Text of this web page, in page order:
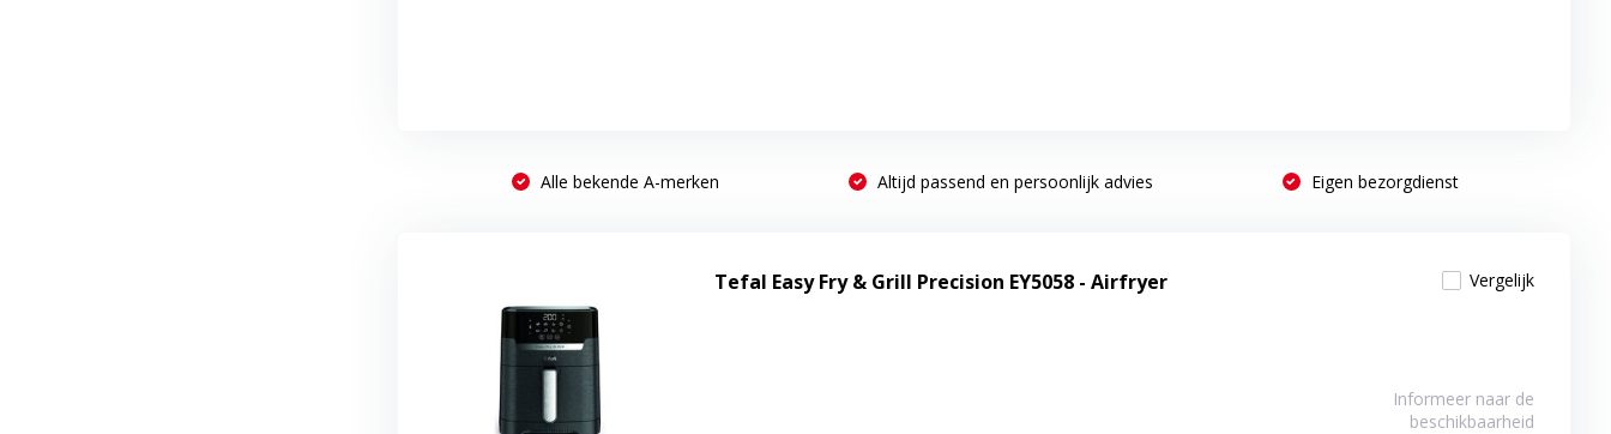
Alle bekende A-merken Altijd passend en persoonlijk advies Eigen bezorgdienst
Tefal Easy Fry & Grill Precision EY5058 - Airfryer Vergelijk
Informeer naar de
beschikbaarheid